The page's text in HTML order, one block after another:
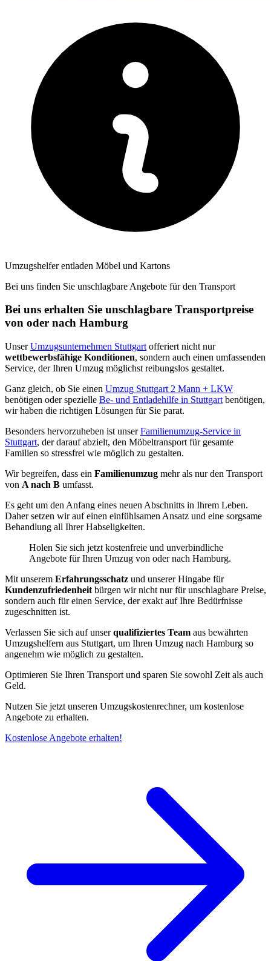
Umzugshelfer entladen Möbel und Kartons
Bei uns finden Sie unschlagbare Angebote für den Transport
Bei uns erhalten Sie unschlagbare Transportpreise
von oder nach Hamburg
UnserUmzugsunternehmen Stuttgart offeriert nicht nur
wettbewerbsfähige Konditionen, sondern auch einen umfassenden
Service, der Ihren Umzug möglichst reibungslos gestaltet.
Ganz gleich, ob Sie einen Umzug Stuttgart 2 Mann + LKW
benötigen oder spezielle Be- und Entladehilfe in Stuttgart benötigen,
wir haben die richtigen Lösungen für Sie parat.
Besonders hervorzuheben ist unserFamilienumzug-Service in
Stuttgart, der darauf abzielt, den Möbeltransport für gesamte
Familien so stressfrei wie möglich zu gestalten.
Wir begreifen, dass ein Familienumzug mehr als nur den Transport
von A nach B umfasst.
Es geht um den Anfang eines neuen Abschnitts in Ihrem Leben.
Daher setzen wir auf einen einfühlsamen Ansatz und eine sorgsame
Behandlung all Ihrer Habseligkeiten.
Holen Sie sich jetzt kostenfreie und unverbindliche
Angebote für Ihren Umzug von oder nach Hamburg.
Mit unserem Erfahrungsschatz und unserer Hingabe für
Kundenzufriedenheit bürgen wir nicht nur für unschlagbare Preise,
sondern auch für einen Service, der exakt auf Ihre Bedürfnisse
zugeschnitten ist.
Verlassen Sie sich auf unserqualifiziertes Team aus bewährten
Umzugshelfern aus Stuttgart, um Ihren Umzug nach Hamburg so
angenehm wie möglich zu gestalten.
Optimieren Sie Ihren Transport und sparen Sie sowohl Zeit als auch
Geld.
Nutzen Sie jetzt unseren Umzugskostenrechner, um kostenlose
Angebote zu erhalten.
Kostenlose Angebote erhalten!